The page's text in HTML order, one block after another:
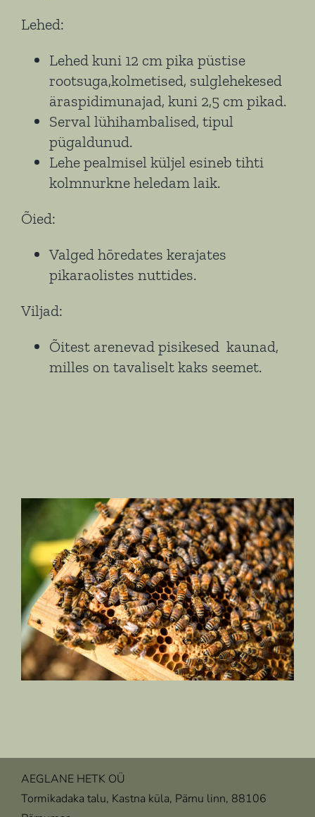
Lehed:
Lehed kuni 12 cm pika püstise
rootsuga,kolmetised, sulglehekesed
äraspidimunajad, kuni 2,5 cm pikad.
Serval lühihambalised, tipul
pügaldunud.
Lehe pealmisel küljel esineb tihti
kolmnurkne heledam laik.
Õied:
Valged hõredates kerajates
pikaraolistes nuttides.
Viljad:
Õitest arenevad pisikesed kaunad,
milles on tavaliselt kaks seemet.
AEGLANE HETK OÜ
Tormikadaka talu, Kastna küla, Pärnu linn, 88106